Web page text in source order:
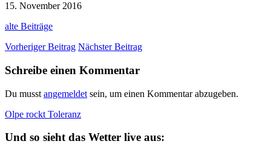
15. November 2016
alte Beiträge
Vorheriger Beitrag Nächster Beitrag
Schreibe einen Kommentar
Du musst angemeldet sein, um einen Kommentar abzugeben.
Olpe rockt Toleranz
Und so sieht das Wetter live aus: